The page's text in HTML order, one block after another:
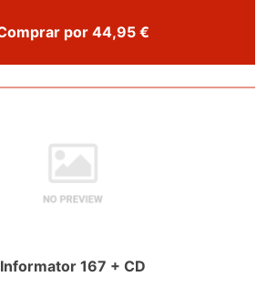
Comprar por 44,95 €
Informator 167 + CD